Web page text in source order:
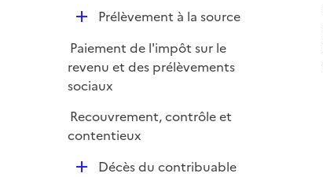
r
i
e
r
D
p
l
i
e
r
Prélèvement à la source
Paiement de l'impôt sur le
revenu et des prélèvements
sociaux
Recouvrement, contrôle et
contentieux
DDécès du contribuable